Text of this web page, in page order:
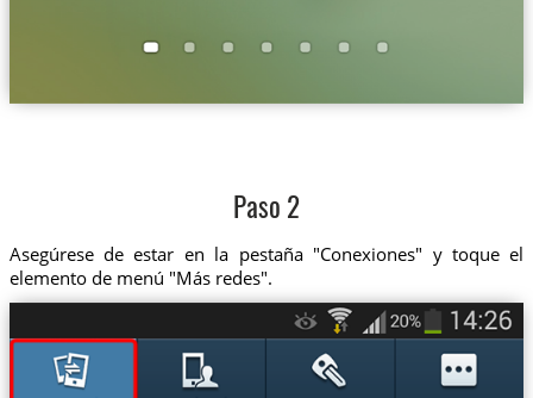
Paso 2
Asegúrese de estar en la pestaña "Conexiones" y toque el
elemento de menú "Más redes".